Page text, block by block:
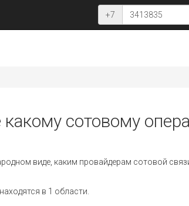
+7
сотовому
виде, каким провайдерам сотовой
в 1 области.